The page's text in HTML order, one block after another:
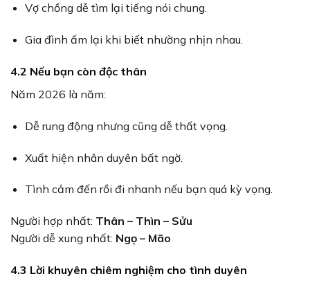
Vợ chồng dễ tìm lại tiếng nói chung.
Gia đình ấm lại khi biết nhường nhịn nhau.
4.2 Nếu bạn còn độc thân
Năm 2026 là năm:
Dễ rung động nhưng cũng dễ thất vọng.
Xuất hiện nhân duyên bất ngờ.
Tình cảm đến rồi đi nhanh nếu bạn quá kỳ vọng.
Người hợp nhất: Thân – Thìn – Sửu
Người dễ xung nhất: Ngọ – Mão
4.3 Lời khuyên chiêm nghiệm cho tình duyên